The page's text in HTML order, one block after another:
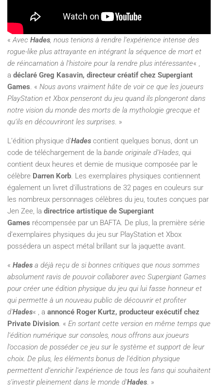
«Avec Hades, nous tenions à rendre l’expérience intense des
rogue-like plus attrayante en intégrant la séquence de mort et
de réincarnation à l’histoire pour la rendre plus intéressante« ,
a déclaré Greg Kasavin, directeur créatif chez Supergiant
Games. « Nous avons vraiment hâte de voir ce que les joueurs
PlayStation et Xbox penseront du jeu quand ils plongeront dans
notre vision du monde des morts de la mythologie grecque et
qu’ils en découvriront les surprises. »
L’édition physique d’Hades contient quelques bonus, dont un
code de téléchargement de la bande originale d’Hades, qui
contient deux heures et demie de musique composée par le
célèbre Darren Korb. Les exemplaires physiques contiennent
également un livret d’illustrations de 32 pages en couleurs sur
les nombreux personnages célèbres du jeu, toutes conçues par
Jen Zee, la directrice artistique de Supergiant
Games récompensée par un BAFTA. De plus, la première série
d’exemplaires physiques du jeu sur PlayStation et Xbox
possédera un aspect métal brillant sur la jaquette avant.
« Hades a déjà reçu de si bonnes critiques que nous sommes
absolument ravis de pouvoir collaborer avec Supergiant Games
pour créer une édition physique du jeu qui lui fasse honneur et
qui permette à un nouveau public de découvrir et profiter
d’Hades« , a annoncé Roger Kurtz, producteur exécutif chez
Private Division. « En sortant cette version en même temps que
l’édition numérique sur consoles, nous offrons aux joueurs
l’occasion de posséder ce jeu sur le système et support de leur
choix. De plus, les éléments bonus de l’édition physique
permettent d’enrichir l’expérience de tous les fans qui souhaitent
s’investir pleinement dans le monde d’Hades. »